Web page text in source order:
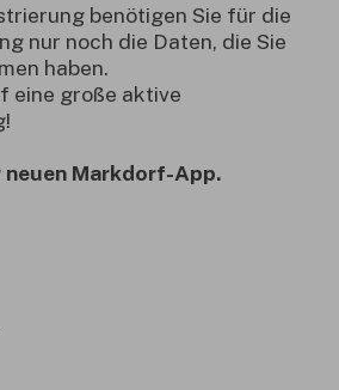
benötigen Sie für die
nur noch die Daten, die Sie
haben.
eine große aktive
Markdorf-App.